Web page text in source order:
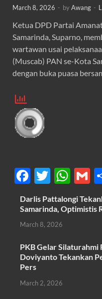
March 8, 2026 - byAwang -
Ketua DPD Partai
Samarinda, Suparno,
wartawan usai
(Muscab) PAN se-Kota
dengan buka puasa
F
ac
e
b
o
o
k
T
w
itt
er
W
h
at
A
p
G
m
Darlis Pattalongi
Samarinda, Optimistis
March 8, 2026
PKB Gelar Silaturahmi
Doviyanto Tekankan
Pers
March 2, 2026